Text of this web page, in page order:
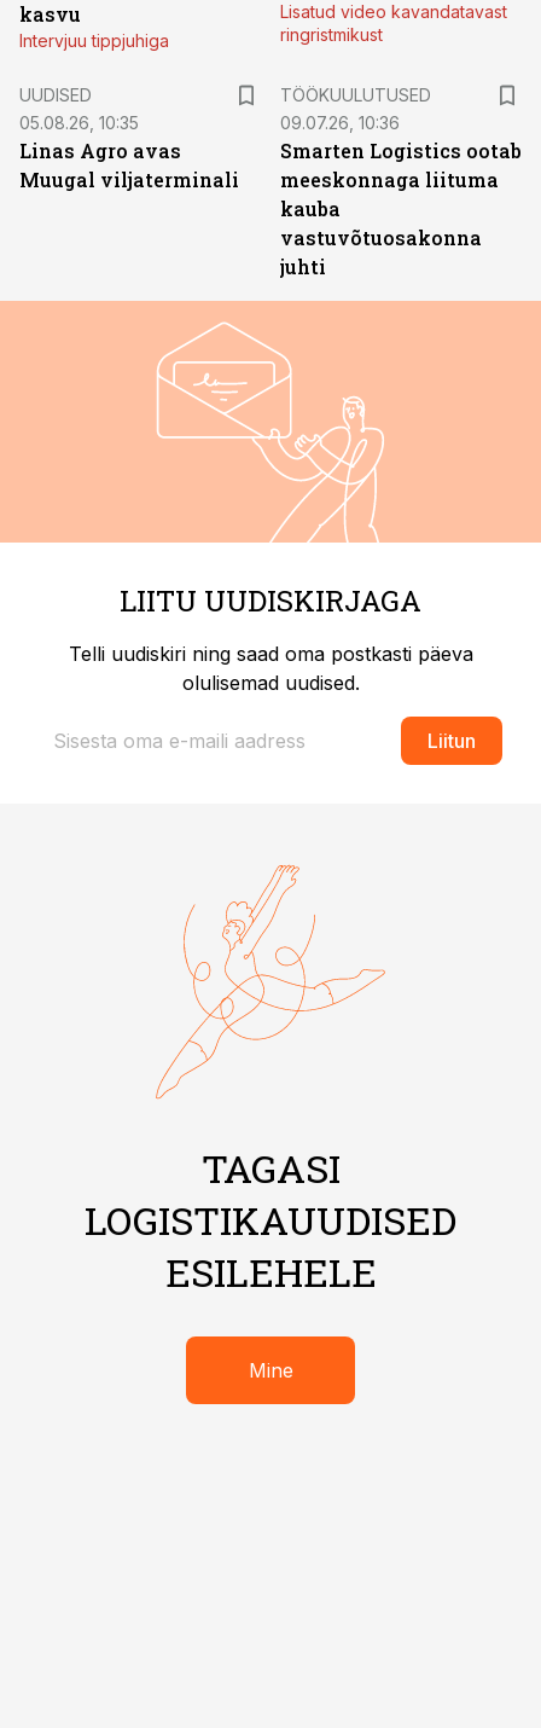
kasvu
Intervjuu tippjuhiga
Lisatud video kavandatavast
ringristmikust
UUDISED
05.08.26, 10:35
Linas Agro avas
Muugal viljaterminali
TÖÖKUULUTUSED
09.07.26, 10:36
Smarten Logistics ootab
meeskonnaga liituma
kauba
vastuvõtuosakonna
juhti
LIITU UUDISKIRJAGA
Telli uudiskiri ning saad oma postkasti päeva
olulisemad uudised.
Liitun
TAGASI
LOGISTIKAUUDISED
ESILEHELE
Mine